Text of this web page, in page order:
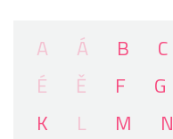
A Á B C
É
Ě F G
K
L M N